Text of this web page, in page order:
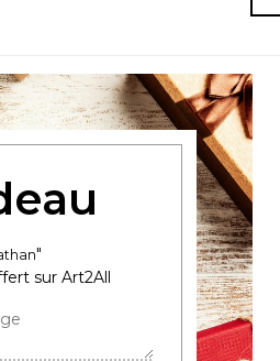
sur Art2All